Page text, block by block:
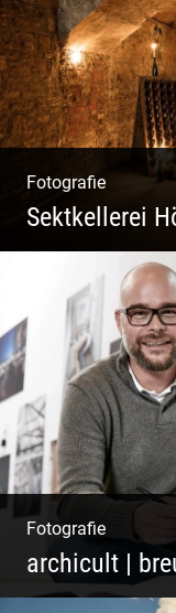
Fotografie
Sektkellerei
Sekt Perlen |
Idyllische
Fotografie
archicult |